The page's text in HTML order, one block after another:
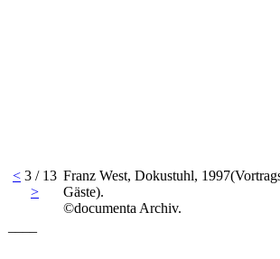
< 3 / 13
>
Franz West, Dokustuhl,
Gäste).
©documenta Archiv.